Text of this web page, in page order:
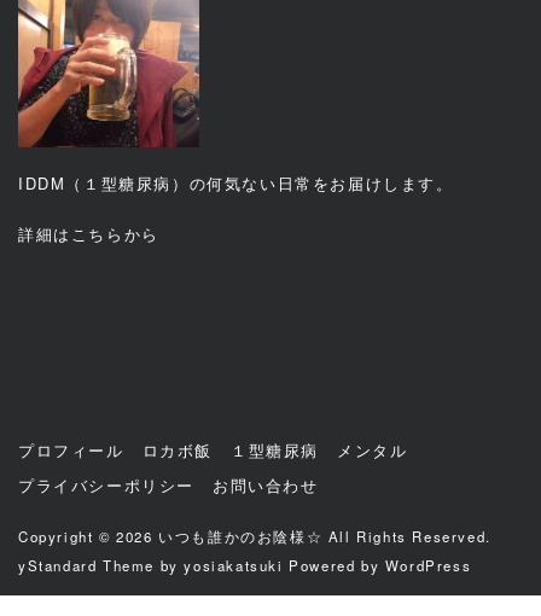
IDDM（１型糖尿病）の何気ない日常をお届けします。
詳細は こちら から
プロフィール ロカボ飯 １型糖尿病
メンタル
プライバシーポリシー
お問い合わせ
Copyright © 2026 いつも誰かのお陰様☆ All Rights Reserved.
yStandard Theme byyosiakatsuki Powered by WordPress